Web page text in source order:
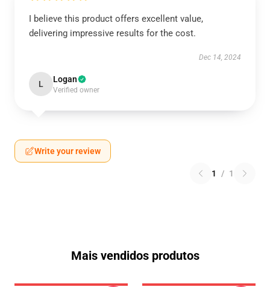
I believe this product offers excellent value,
delivering impressive results for the cost.
Dec 14, 2024
L Logan
Verified owner
Write your review
1 / 1
Mais vendidos produtos